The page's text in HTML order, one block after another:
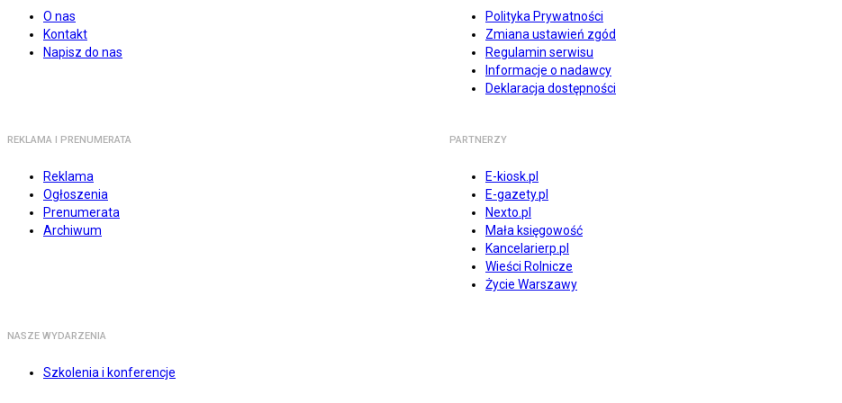
O nas
Kontakt
Napisz do nas
Polityka Prywatności
Zmiana ustawień zgód
Regulamin serwisu
Informacje o nadawcy
Deklaracja dostępności
REKLAMA I PRENUMERATA
Reklama
Ogłoszenia
Prenumerata
Archiwum
PARTNERZY
E-kiosk.pl
E-gazety.pl
Nexto.pl
Mała księgowość
Kancelarierp.pl
Wieści Rolnicze
Życie Warszawy
NASZE WYDARZENIA
Szkolenia i konferencje